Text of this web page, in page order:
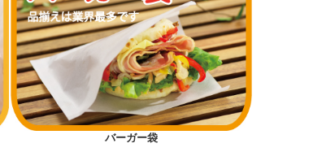
バーガー袋